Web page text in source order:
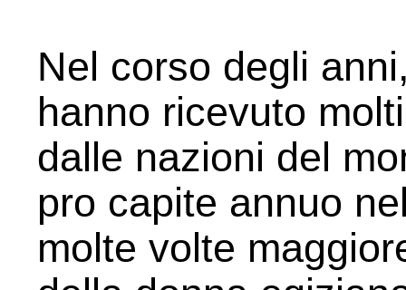
Nel corso degli
hanno ricevuto
dalle nazioni del
pro capite annuo
molte volte